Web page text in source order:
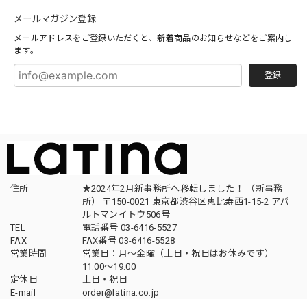
メールマガジン登録
メールアドレスをご登録いただくと、新着商品のお知らせなどをご案内し
ます。
登録
住所
★2024年2月新事務所へ移転しました！ （新事務
所） 〒150-0021 東京都渋谷区恵比寿西1-15-2 アパ
ルトマンイトウ506号
TEL
電話番号 03-6416-5527
FAX
FAX番号 03-6416-5528
営業時間
営業日：月〜金曜（土日・祝日はお休みです）
11:00〜19:00
定休日
土日・祝日
E-mail
order@latina.co.jp